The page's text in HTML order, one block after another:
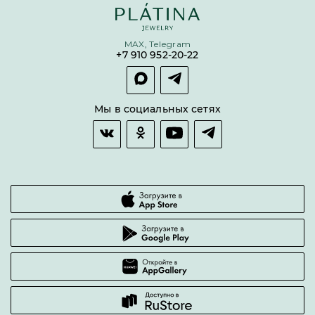
Условия кредитования и рассрочки
Гарантии качества
Часто задаваемые вопросы
MAX, Telegram
+7 910 952-20-22
Мы в социальных сетях